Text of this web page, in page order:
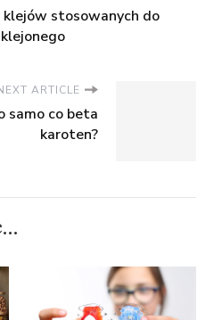
klejów stosowanych do
ARTICLE
samo co beta
karoten?